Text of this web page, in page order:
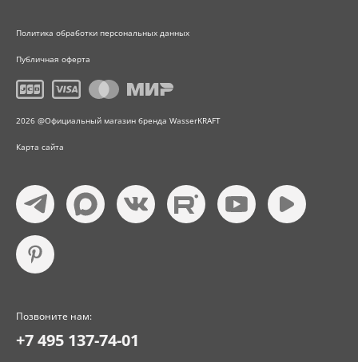
Политика обработки персональных данных
Публичная оферта
2026 @Официальный магазин бренда WasserKRAFT
Карта сайта
Позвоните нам:
+7 495 137-74-01